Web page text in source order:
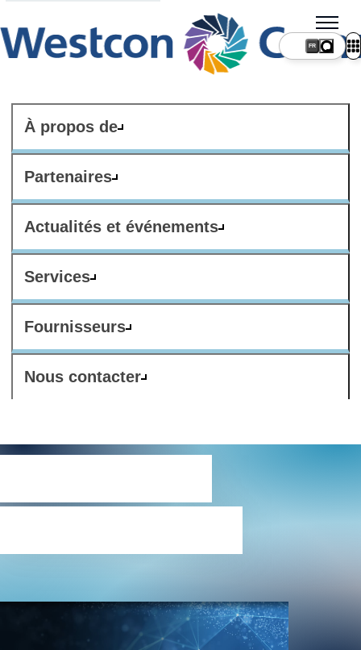
À propos de
Partenaires
Actualités et événements
Services
Fournisseurs
Nous contacter
FR